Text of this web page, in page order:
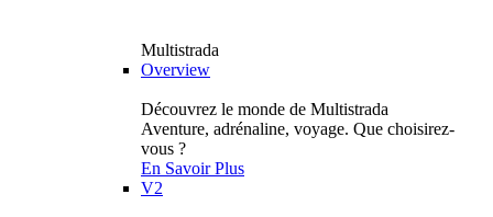
Multistrada
Overview
Découvrez le monde de Multistrada
Aventure, adrénaline, voyage. Que choisirez-
vous ?
En Savoir Plus
V2